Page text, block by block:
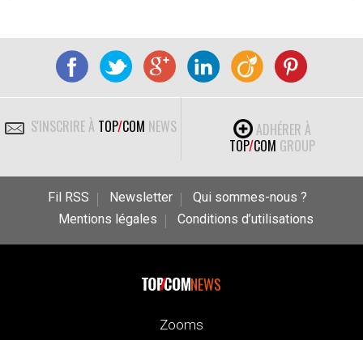
S'INSCRIRE À TOP/COM NEWS
ADHÉRER À
TOP/COM GROUP
Fil RSS Newsletter
Qui sommes-nous ?
Mentions légales
Conditions d’utilisations
NEWS
Zooms